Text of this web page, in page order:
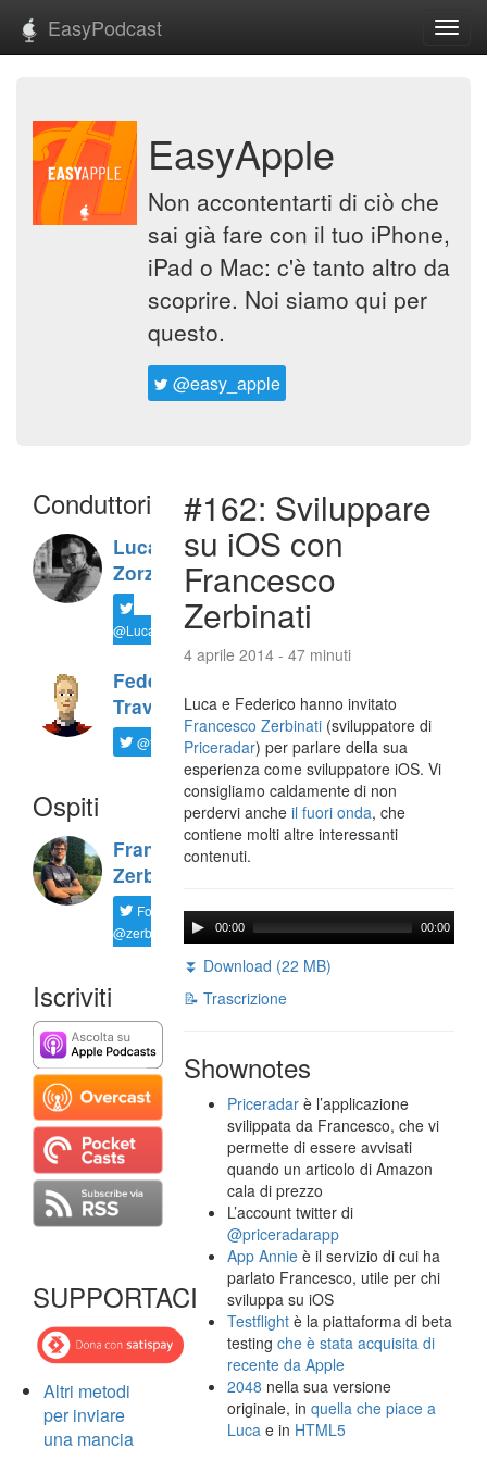
EasyPodcast
EasyApple
Non accontentarti di ciò che
sai già fare con il tuo iPhone,
iPad o Mac: c'è tanto altro da
scoprire. Noi siamo qui per
questo.
@easy_apple
Conduttori
Luca
Zorzi
@LucaTNT
Federico
Travaini
@ftrava
Ospiti
Francesco
Zerbinati
Follow
@zerbfra
Iscriviti
SUPPORTACI
Altri metodi
per inviare
una mancia
#162: Sviluppare
su iOS con
Francesco
Zerbinati
4 aprile 2014 - 47 minuti
Luca e Federico hanno invitato
Francesco Zerbinati (sviluppatore di
Priceradar) per parlare della sua
esperienza come sviluppatore iOS. Vi
consigliamo caldamente di non
perdervi ancheil fuori onda, che
contiene molti altre interessanti
contenuti.
00:00 00:00
⏬ Download (22 MB)
📝 Trascrizione
Shownotes
Priceradar è l’applicazione
svilippata da Francesco, che vi
permette di essere avvisati
quando un articolo di Amazon
cala di prezzo
L’account twitter di
@priceradarapp
App Annie è il servizio di cui ha
parlato Francesco, utile per chi
sviluppa su iOS
Testflight è la piattaforma di beta
testingche è stata acquisita di
recente da Apple
2048 nella sua versione
originale, inquella che piace a
Luca e in HTML5